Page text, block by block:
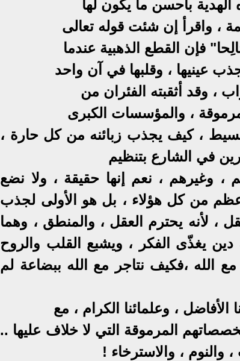
بأحسن ما يكون لها
، واقرأ إن شئت قوله تعالى
فإن القطع الذهبية عندما
عينيها ، وقلبها في آن واحد
، وقد أثقبته الفئران من
، والمؤسسات الكبرى
، كيف يجذب زبائنه من كل حارة ،
في الشارع بتنظيم
، وغيرهم ، نعم إنها حقيقة ، ولا نضع
من كل هؤلاء ، بل هو الأولى لجذب
، لأنه يحترم العقل ، والمنطق ، وهما
دين يغذّى الفكر ، ويشبع القلب والروح
الله ،فكيف نتاجر مع الله ببضاعة لم
، وعلمائنا الكرام ، مع
المرموقة التي لا خلاف عليها ..
والنوم ، والاسترخاء !